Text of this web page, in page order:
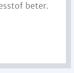
beter.